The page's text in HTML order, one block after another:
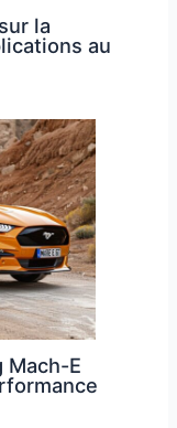
la
au
Mach-E